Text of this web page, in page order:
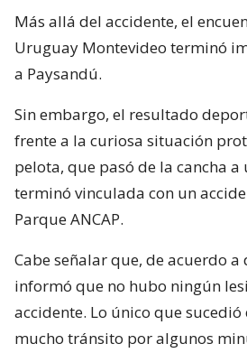
Más allá del accidente, el
Uruguay Montevideo terminó
a Paysandú.
Sin embargo, el resultado
frente a la curiosa situación
pelota, que pasó de la cancha
terminó vinculada con un
Parque ANCAP.
Cabe señalar que, de acuerdo a
informó que no hubo ningún
accidente. Lo único que sucedió
mucho tránsito por algunos